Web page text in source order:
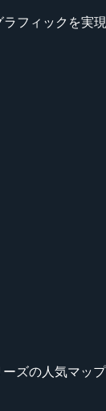
フィックを
ズの人気マッ